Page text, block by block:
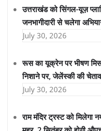
उत्तराखंड को सिंगल-यूज़
जनभागीदारी से चलेगा
July 30, 2026
रूस का यूक्रेन पर भीषण
निशाने पर, जेलेंस्की की
July 30, 2026
राम मंदिर ट्रस्ट को